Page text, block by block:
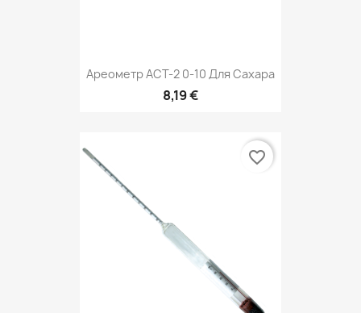
Ареометр АСТ-2 0-10 Для Сахара
8,19 €
favorite_border